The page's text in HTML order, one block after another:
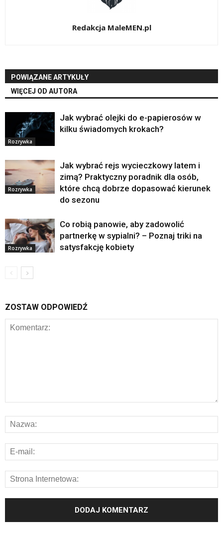
Redakcja MaleMEN.pl
POWIĄZANE ARTYKUŁY
WIĘCEJ OD AUTORA
Rozrywka
Jak wybrać olejki do e-papierosów w
kilku świadomych krokach?
Rozrywka
Jak wybrać rejs wycieczkowy latem i
zimą? Praktyczny poradnik dla osób,
które chcą dobrze dopasować kierunek
do sezonu
Rozrywka
Co robią panowie, aby zadowolić
partnerkę w sypialni? – Poznaj triki na
satysfakcję kobiety
ZOSTAW ODPOWIEDŹ